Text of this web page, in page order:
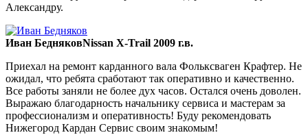
Александру.
Иван БедняковNissan X-Trail 2009 г.в.
Приехал на ремонт карданного вала Фольксваген Крафтер. Не
ожидал, что ребята сработают так оперативно и качественно.
Все работы заняли не более дух часов. Остался очень доволен.
Выражаю благодарность начальнику сервиса и мастерам за
профессионализм и оперативность! Буду рекомендовать
Нижегород Кардан Сервис своим знакомым!